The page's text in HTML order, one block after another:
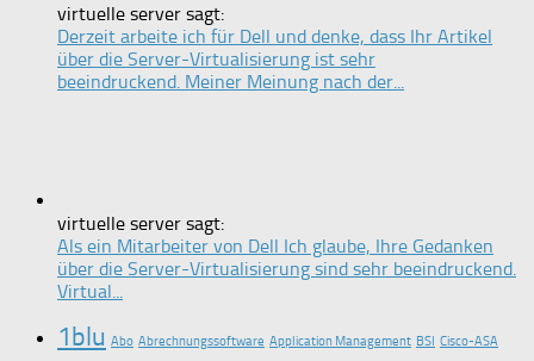
virtuelle server sagt:
Derzeit arbeite ich für Dell und denke, dass Ihr Artikel
über die Server-Virtualisierung ist sehr
beeindruckend. Meiner Meinung nach der...
virtuelle server sagt:
Als ein Mitarbeiter von Dell Ich glaube, Ihre Gedanken
über die Server-Virtualisierung sind sehr beeindruckend.
Virtual...
1blu Abo Abrechnungssoftware Application Management BSI Cisco-ASA